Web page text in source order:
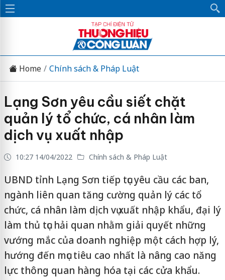
Home Chính sách & Pháp Luật
Lạng Sơn yêu cầu siết chặt
quản lý tổ chức, cá nhân làm
dịch vụ xuất nhập
10:27 14/04/2022 Chính sách & Pháp Luật
UBND tỉnh Lạng Sơn tiếp tục yêu cầu các ban,
ngành liên quan tăng cường quản lý các tổ
chức, cá nhân làm dịch vụ xuất nhập khẩu, đại lý
làm thủ tục hải quan nhằm giải quyết những
vướng mắc của doanh nghiệp một cách hợp lý,
hướng đến mục tiêu cao nhất là nâng cao năng
lực thông quan hàng hóa tại các cửa khẩu.